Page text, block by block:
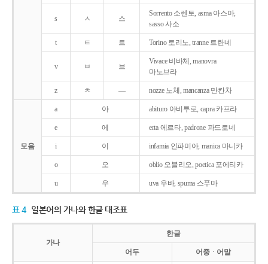
s ㅅ 스
Sorrento 소렌토, asma 아스마,
sasso 사소
t ㅌ 트 Torino 토리노, tranne 트란네
v ㅂ 브
Vivace 비바체, manovra
마노브라
z ㅊ ― nozze 노체, mancanza 만칸차
모음
a 아 abituro 아비투로, capra 카프라
e 에 erta 에르타, padrone 파드로네
i 이 infamia 인파미아, manica 마니카
o 오 oblio 오블리오, poetica 포에티카
u 우 uva 우바, spuma 스푸마
표 4 일본어의 가나와 한글 대조표
가나
한글
어두 어중ㆍ어말